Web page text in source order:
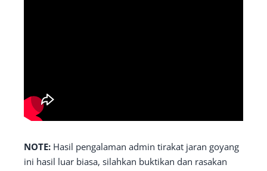
NOTE: Hasil pengalaman admin tirakat jaran goyang
ini hasil luar biasa, silahkan buktikan dan rasakan